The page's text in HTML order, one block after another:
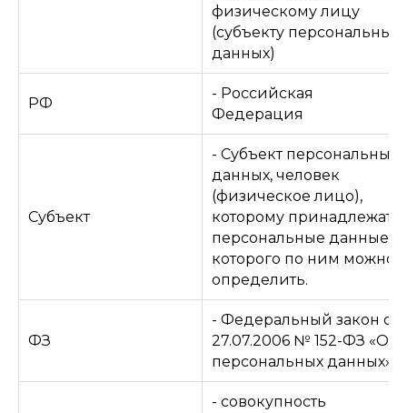
физическому лицу
(субъекту персональных
данных)
РФ
- Российская
Федерация
Субъект
- Субъект персональных
данных, человек
(физическое лицо),
которому принадлежат
персональные данные и
которого по ним можно
определить.
ФЗ
- Федеральный закон от
27.07.2006 № 152-ФЗ «О
персональных данных»
- совокупность